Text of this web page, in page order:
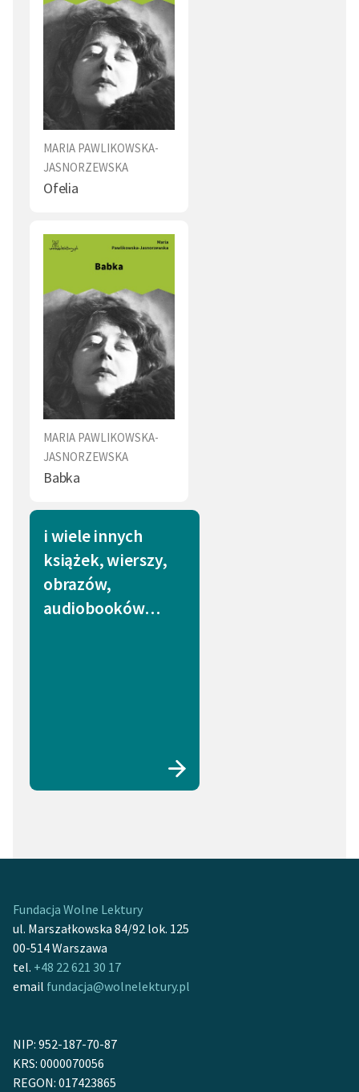
MARIA PAWLIKOWSKA-
JASNORZEWSKA
Ofelia
MARIA PAWLIKOWSKA-
JASNORZEWSKA
Babka
i wiele innych
książek, wierszy,
obrazów,
audiobooków…
Fundacja Wolne Lektury
ul. Marszałkowska 84/92 lok. 125
00-514 Warszawa
tel. +48 22 621 30 17
email fundacja@wolnelektury.pl
NIP: 952-187-70-87
KRS: 0000070056
REGON: 017423865